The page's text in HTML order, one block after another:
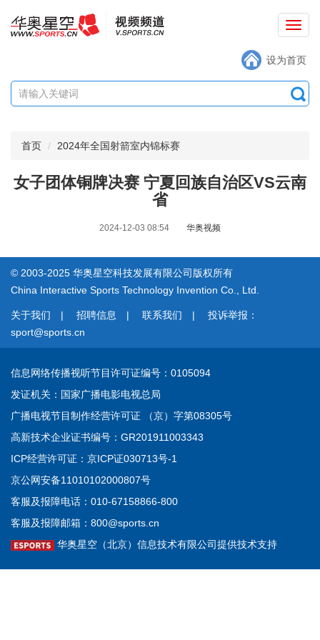
设为首页
切
导
航
首页 2024年全国射箭室内锦标赛
女子团体铜牌决赛 宁夏回族自治区VS云南
省
2024-12-03 08:54 华奥视频
© 2003-2025 华奥星空科技发展有限公司版权所有
China Interactive Sports Technology Invention Co., Ltd.
关于我们 | 招聘信息 | 联系我们 | 投诉举报：
sport@sports.cn
信息网络传播视听节目许可证编号：0105094
发证机关：国家广播电影电视总局
广播电视节目制作经营许可证 （京）字第08305号
高新技术企业证书编号：GR201911003343
ICP经营许可证： 京ICP证030713号-1
京公网安备11010102000807号
客服及报障电话：010-67158866-800
客服及报障邮箱： 800@sports.cn
华奥星空（北京）信息技术有限公司提供技术支持